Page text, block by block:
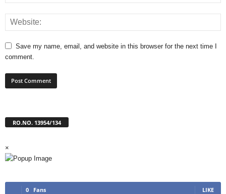
Save my name, email, and website in this browser for the next time I
comment.
RO.NO. 13954/134
×
0 Fans LIKE